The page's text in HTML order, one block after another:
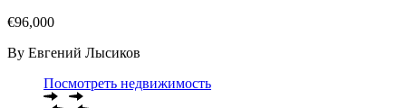
€96,000
By Евгений Лысиков
Посмотреть недвижимость